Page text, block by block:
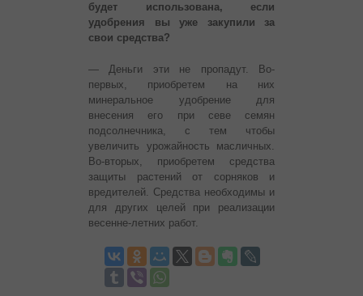
будет использована, если
удобрения вы уже закупили за
свои средства?
— Деньги эти не пропадут. Во-
первых, приобретем на них
минеральное удобрение для
внесения его при севе семян
подсолнечника, с тем чтобы
увеличить урожайность масличных.
Во-вторых, приобретем средства
защиты растений от сорняков и
вредителей. Средства необходимы и
для других целей при реализации
весенне-летних работ.